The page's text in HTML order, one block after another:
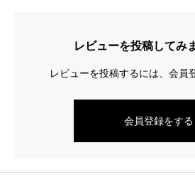
レビューを投稿してみ
レビューを投稿するには、会員
会員登録をする